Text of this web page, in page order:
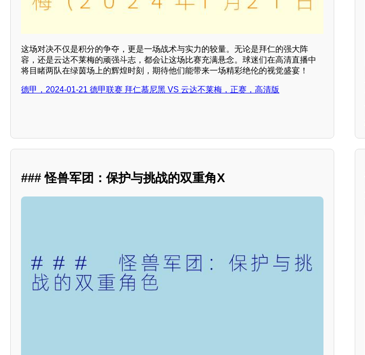
这场对决不仅是积分的争夺，更是一场战术与实力的较量。无论是拜仁的强大阵
容，还是云达不莱梅的顽强斗志，都会让这场比赛充满悬念。球迷们在高清直播中
将目睹两队在绿茵场上的辉煌时刻，期待他们能带来一场精彩绝伦的视觉盛宴！
德甲，2024-01-21 德甲联赛 拜仁慕尼黑 VS 云达不莱梅，正赛，高清版
### 怪兽军团：保护与挑战的双重角X